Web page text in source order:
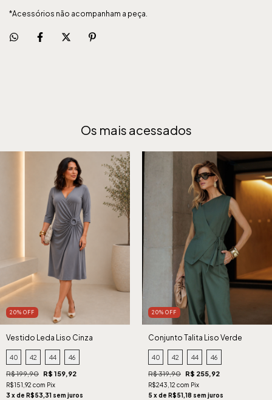
*Acessórios não acompanham a peça.
Os mais acessados
20% OFF
Vestido Leda Liso Cinza
40 42 44 46
R$ 199,90 R$ 159,92
R$151,92 com Pix
3 x de R$53,31 sem juros
20% OFF
Conjunto Talita Liso Verde
40 42 44 46
R$ 319,90 R$ 255,92
R$243,12 com Pix
5 x de R$51,18 sem juros